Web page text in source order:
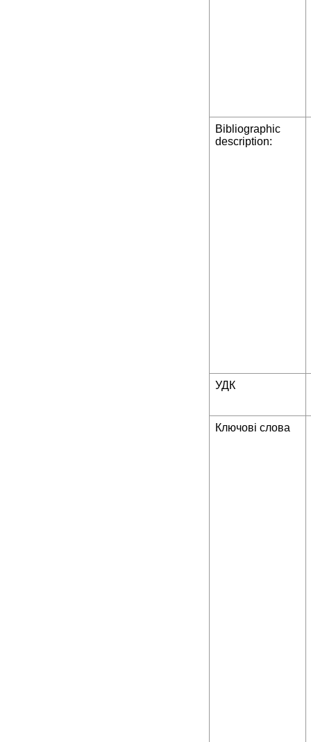
Bibliographic
description:
УДК
Ключові слова